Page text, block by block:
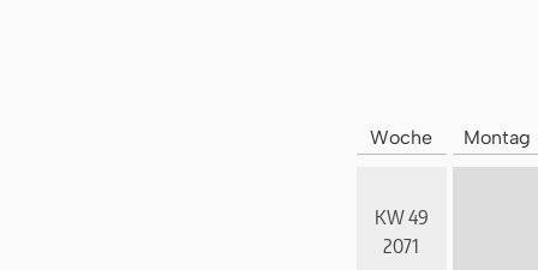
Woche Montag
KW 49
2071